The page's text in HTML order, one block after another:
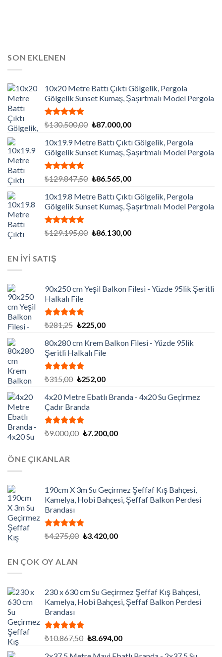
SON EKLENEN
10x20 Metre Battı Çıktı Gölgelik, Pergola
Gölgelik Sunset Kumaş, Şaşırtmalı Model Pergola
5 üzerinden
aldı
₺130.500,00 Orijinal
₺130.500,00.
₺87.000,00Şu
fiyat:
₺87.000,00.
10x19.9 Metre Battı Çıktı Gölgelik, Pergola
Gölgelik Sunset Kumaş, Şaşırtmalı Model Pergola
5 üzerinden
aldı
₺129.847,50 Orijinal
₺129.847,50.
₺86.565,00Şu
fiyat:
₺86.565,00.
10x19.8 Metre Battı Çıktı Gölgelik, Pergola
Gölgelik Sunset Kumaş, Şaşırtmalı Model Pergola
5 üzerinden
₺129.195,00 Orijinal
₺86.130,00Şu
EN İYİ SATIŞ
90x250 cm Yeşil Balkon Filesi - Yüzde 95lik Şeritli
Halkalı File
5 üzerinden
oy
aldı
₺281,25 Orijinal
₺281,25.
₺225,00Şu
fiyat:
₺225,00.
80x280 cm Krem Balkon Filesi - Yüzde 95lik
Şeritli Halkalı File
5 üzerinden
oy
aldı
₺315,00 Orijinal
₺315,00.
₺252,00Şu
fiyat:
4x20 Metre Ebatlı Branda - 4x20 Su Geçirmez
Çadır Branda
5 üzerinden
oy
₺9.000,00 Orijinal
₺7.200,00Şu
ÖNE ÇIKANLAR
190cm X 3m Su Geçirmez Şeffaf Kış Bahçesi,
Kamelya, Hobi Bahçesi, Şeffaf Balkon Perdesi
Brandası
5 üzerinden
oy
₺4.275,00 Orijinal
₺3.420,00Şu
EN ÇOK OY ALAN
230 x 630 cm Su Geçirmez Şeffaf Kış Bahçesi,
Kamelya, Hobi Bahçesi, Şeffaf Balkon Perdesi
Brandası
5 üzerinden
aldı
₺10.867,50 Orijinal
₺8.694,00Şu